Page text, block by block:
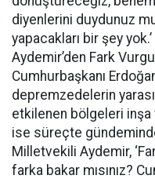
diyenlerini duydunuz
yapacakları bir şey
Aydemir’den Fark
Cumhurbaşkanı
depremzedelerin
etkilenen bölgeleri inşa
ise süreçte
Milletvekili Aydemir,
farka bakar mısınız?